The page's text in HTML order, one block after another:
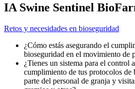
IA Swine Sentinel
Retos y necesidades en bioseguridad
¿Cómo estás asegurando el
bioseguridad en el movimiento de
¿Tienes un sistema para el control
cumplimiento de tus protocolos de
parte del personal de granja y